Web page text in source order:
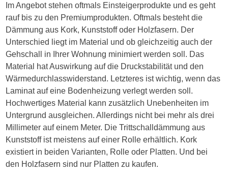
Im Angebot stehen oftmals Einsteigerprodukte und es geht
rauf bis zu den Premiumprodukten. Oftmals besteht die
Dämmung aus Kork, Kunststoff oder Holzfasern. Der
Unterschied liegt im Material und ob gleichzeitig auch der
Gehschall in Ihrer Wohnung minimiert werden soll. Das
Material hat Auswirkung auf die Druckstabilität und den
Wärmedurchlasswiderstand. Letzteres ist wichtig, wenn das
Laminat auf eine Bodenheizung verlegt werden soll.
Hochwertiges Material kann zusätzlich Unebenheiten im
Untergrund ausgleichen. Allerdings nicht bei mehr als drei
Millimeter auf einem Meter. Die Trittschalldämmung aus
Kunststoff ist meistens auf einer Rolle erhältlich. Kork
existiert in beiden Varianten, Rolle oder Platten. Und bei
den Holzfasern sind nur Platten zu kaufen.